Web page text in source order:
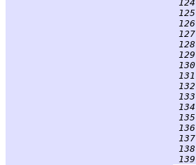
124
125
126
127
128
129
130
131
132
133
134
135
136
137
138
139